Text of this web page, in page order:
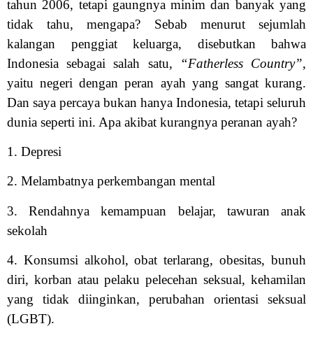
tahun 2006, tetapi gaungnya minim dan banyak yang
tidak tahu, mengapa? Sebab menurut sejumlah
kalangan penggiat keluarga, disebutkan bahwa
Indonesia sebagai salah satu,
“Fatherless Country”,
yaitu negeri dengan peran ayah yang sangat kurang.
Dan saya percaya bukan hanya Indonesia, tetapi seluruh
dunia seperti ini. Apa akibat kurangnya peranan ayah?
1. Depresi
2. Melambatnya perkembangan mental
3. Rendahnya kemampuan belajar, tawuran anak
sekolah
4. Konsumsi alkohol, obat terlarang, obesitas, bunuh
diri, korban atau pelaku pelecehan seksual, kehamilan
yang tidak diinginkan, perubahan orientasi seksual
(LGBT).